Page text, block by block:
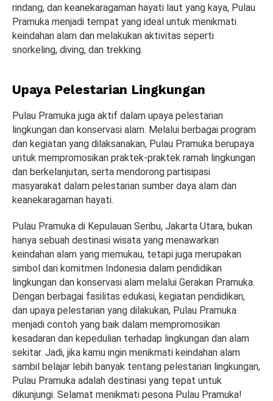
rindang, dan keanekaragaman hayati laut yang kaya, Pulau
Pramuka menjadi tempat yang ideal untuk menikmati
keindahan alam dan melakukan aktivitas seperti
snorkeling, diving, dan trekking.
Upaya Pelestarian Lingkungan
Pulau Pramuka juga aktif dalam upaya pelestarian
lingkungan dan konservasi alam. Melalui berbagai program
dan kegiatan yang dilaksanakan, Pulau Pramuka berupaya
untuk mempromosikan praktek-praktek ramah lingkungan
dan berkelanjutan, serta mendorong partisipasi
masyarakat dalam pelestarian sumber daya alam dan
keanekaragaman hayati.
Pulau Pramuka di Kepulauan Seribu, Jakarta Utara, bukan
hanya sebuah destinasi wisata yang menawarkan
keindahan alam yang memukau, tetapi juga merupakan
simbol dari komitmen Indonesia dalam pendidikan
lingkungan dan konservasi alam melalui Gerakan Pramuka.
Dengan berbagai fasilitas edukasi, kegiatan pendidikan,
dan upaya pelestarian yang dilakukan, Pulau Pramuka
menjadi contoh yang baik dalam mempromosikan
kesadaran dan kepedulian terhadap lingkungan dan alam
sekitar. Jadi, jika kamu ingin menikmati keindahan alam
sambil belajar lebih banyak tentang pelestarian lingkungan,
Pulau Pramuka adalah destinasi yang tepat untuk
dikunjungi. Selamat menikmati pesona Pulau Pramuka!